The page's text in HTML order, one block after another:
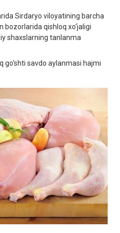
Sirdaryo viloyatining barcha
bozorlarida qishloq xo‘jaligi
shaxslarning tanlanma
go'shti savdo aylanmasi hajmi